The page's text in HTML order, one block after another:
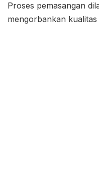
Proses pemasangan
mengorbankan kualitas